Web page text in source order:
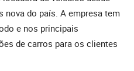
nova do país. A empresa tem
e nos principais
de carros para os clientes